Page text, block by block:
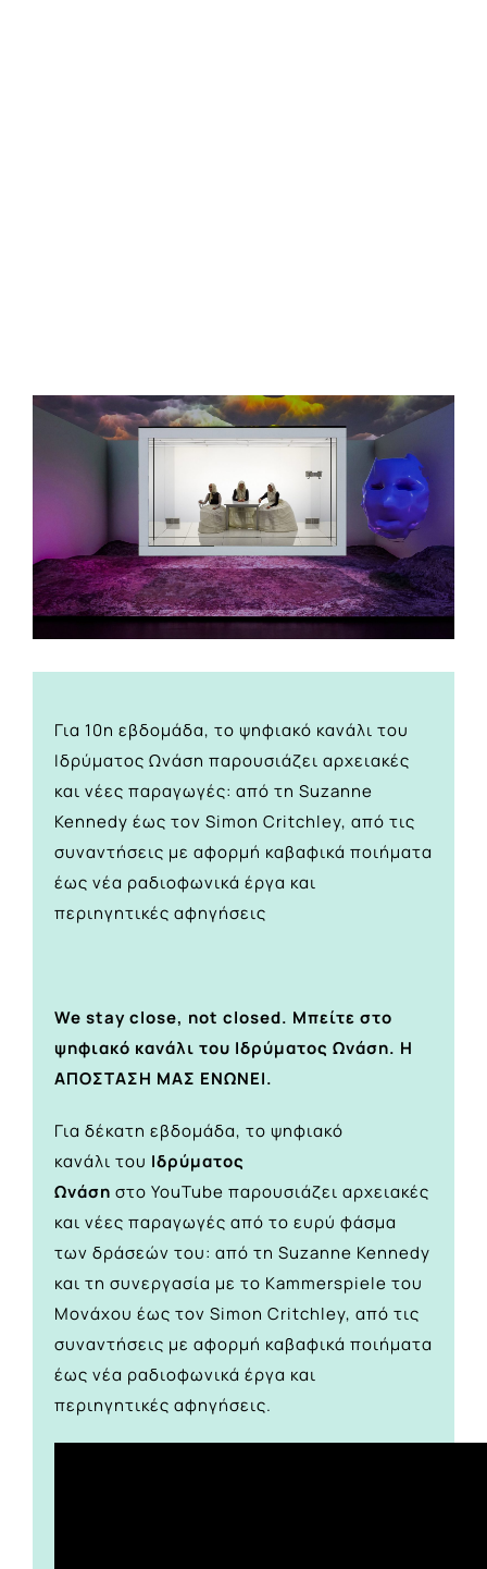
View
Για 10η εβδομάδα, το ψηφιακό κανάλι του
Ιδρύματος Ωνάση παρουσιάζει αρχειακές
και νέες παραγωγές: από τη Suzanne
Kennedy έως τον Simon Critchley, από τις
συναντήσεις με αφορμή καβαφικά ποιήματα
έως νέα ραδιοφωνικά έργα και
περιηγητικές αφηγήσεις
We stay close, not closed. Μπείτε στο
ψηφιακό κανάλι του Ιδρύματος Ωνάση. Η
ΑΠΟΣΤΑΣΗ ΜΑΣ ΕΝΩΝΕΙ.
Για δέκατη εβδομάδα, το ψηφιακό
κανάλι του Ιδρύματος
Ωνάση στο YouTube παρουσιάζει αρχειακές
και νέες παραγωγές από το ευρύ φάσμα
των δράσεών του: από τη Suzanne Kennedy
και τη συνεργασία με το Kammerspiele του
Μονάχου έως τον Simon Critchley, από τις
συναντήσεις με αφορμή καβαφικά ποιήματα
έως νέα ραδιοφωνικά έργα και
περιηγητικές αφηγήσεις.